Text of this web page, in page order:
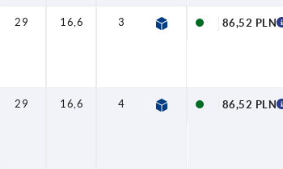
29 16,6 3 11,4 68 39
86,52 PLN
29 16,6 4 13,8 68 39
86,52 PLN